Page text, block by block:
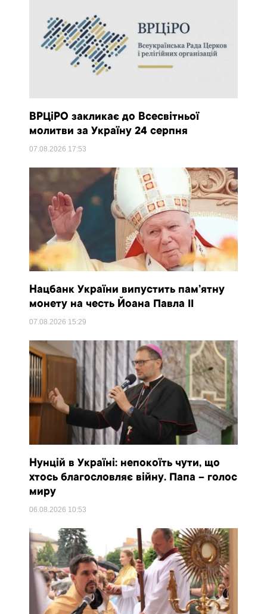
ВРЦіРО закликає до Всесвітньої
молитви за Україну 24 серпня
07.08.2026 17:53
Нацбанк України випустить пам’ятну
монету на честь Йоана Павла II
07.08.2026 15:29
Нунцій в Україні: непокоїть чути, що
хтось благословляє війну. Папа – голос
миру
06.08.2026 10:53